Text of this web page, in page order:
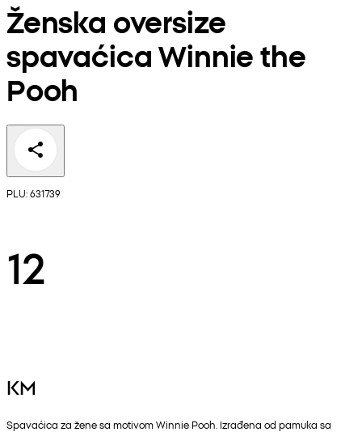
Ženska oversize
spavaćica Winnie the
Pooh
PLU: 631739
12
KM
Spavaćica za žene sa motivom Winnie Pooh. Izrađena od pamuka sa